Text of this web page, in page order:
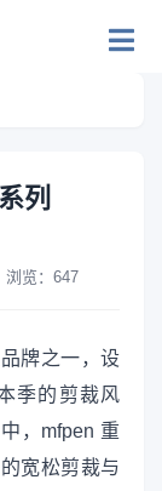
列
浏览： 647
牌之一，设
季的剪裁风
，mfpen 重
宽松剪裁与